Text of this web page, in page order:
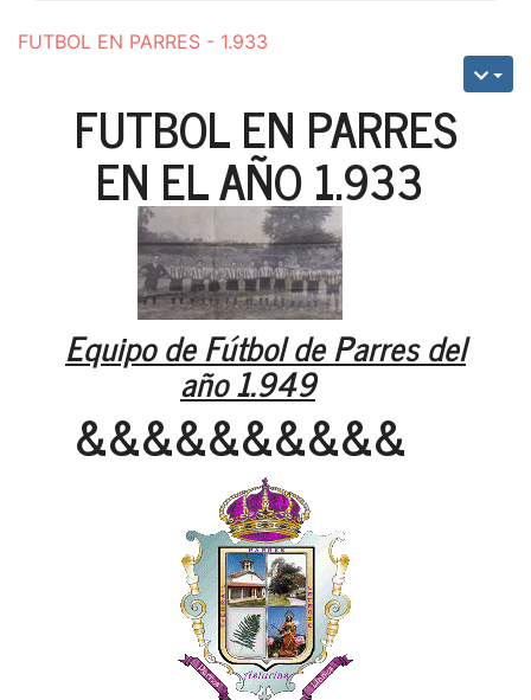
FUTBOL EN PARRES - 1.933
FUTBOL EN PARRES
EN EL AÑO 1.933
Equipo de Fútbol de Parres del
año 1.949
&&&&&&&&&&